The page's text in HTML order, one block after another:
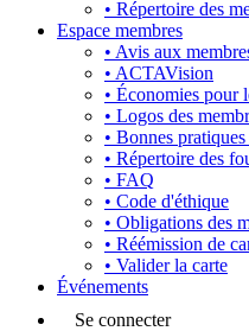
• Répertoire des
Espace membres
• Avis aux
• ACTAVision
• Économies pour
• Logos des
• Bonnes
• Répertoire des
• FAQ
• Code d'éthique
• Obligations des
• Réémission de
• Valider la carte
Événements
Se connecter